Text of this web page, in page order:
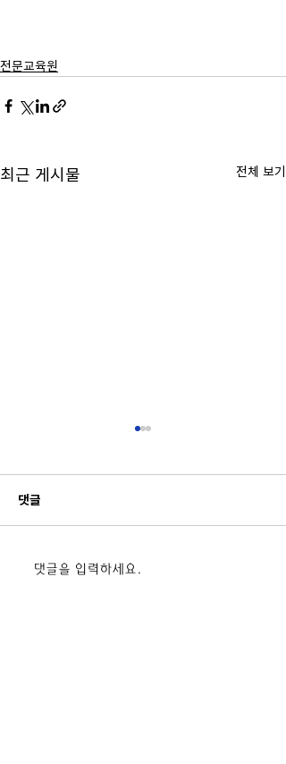
전문교육원
최근 게시물 전체 보기
드론 전문교육기관 42기 입
댓글
댓글을 입력하세요.